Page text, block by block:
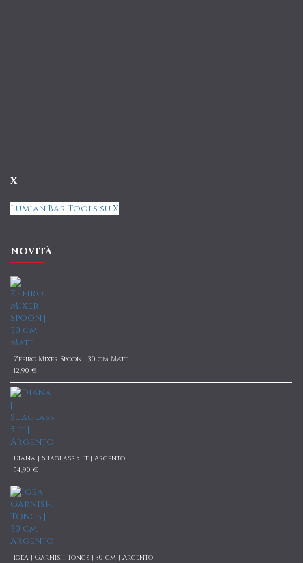
X
Lumian Bar Tools su X
NOVITÀ
Zefiro Mixer Spoon | 30 cm Matt
12,90 €
Diana | Suaglass 5 lt | Argento
54,90 €
Igea | Garnish Tongs | 30 cm | Argento